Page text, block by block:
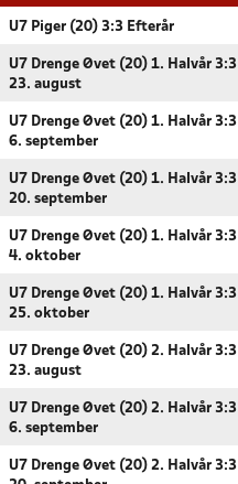
U7 Piger (20) 3:3 Efterår
U7 Drenge Øvet (20) 1. Halvår 3:3
23. august
U7 Drenge Øvet (20) 1. Halvår 3:3
6. september
U7 Drenge Øvet (20) 1. Halvår 3:3
20. september
U7 Drenge Øvet (20) 1. Halvår 3:3
4. oktober
U7 Drenge Øvet (20) 1. Halvår 3:3
25. oktober
U7 Drenge Øvet (20) 2. Halvår 3:3
23. august
U7 Drenge Øvet (20) 2. Halvår 3:3
6. september
U7 Drenge Øvet (20) 2. Halvår 3:3